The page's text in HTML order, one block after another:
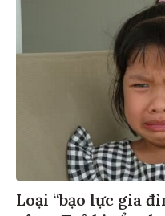
Loại “bạo lực gia